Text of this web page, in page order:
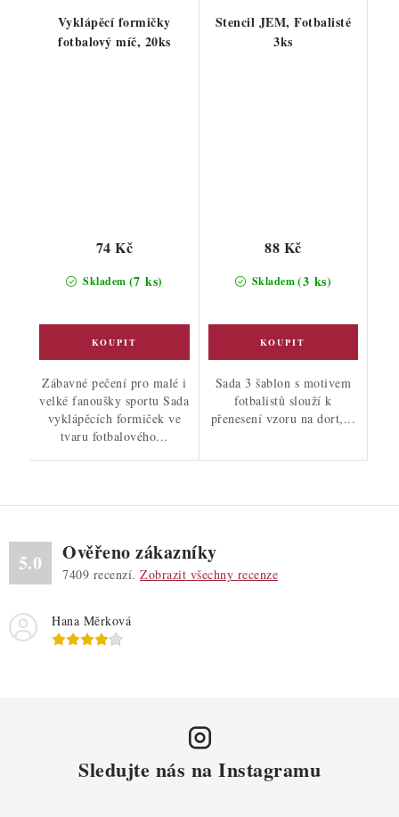
Vyklápěcí formičky
fotbalový míč, 20ks
Skladem (7 ks)
74 Kč
Zábavné pečení pro malé i
velké fanoušky sportu Sada
vyklápěcích formiček ve
tvaru fotbalového...
Stencil JEM, Fotbalisté
3ks
Skladem(3 ks)
88 Kč
Sada 3 šablon s motivem
fotbalistů slouží k
přenesení vzoru na dort,...
5.0 Ověřeno zákazníky
7409 recenzí. Zobrazit všechny recenze
Hana Měrková
Sledujte nás na Instagramu